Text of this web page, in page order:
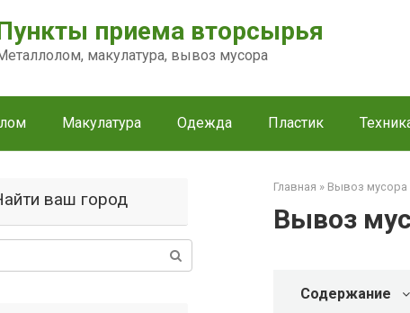
приема вторсырья
макулатура, вывоз мусора
Макулатура Одежда Пластик
Главная » Вывоз мусора
Вывоз
Содержание
ваш город